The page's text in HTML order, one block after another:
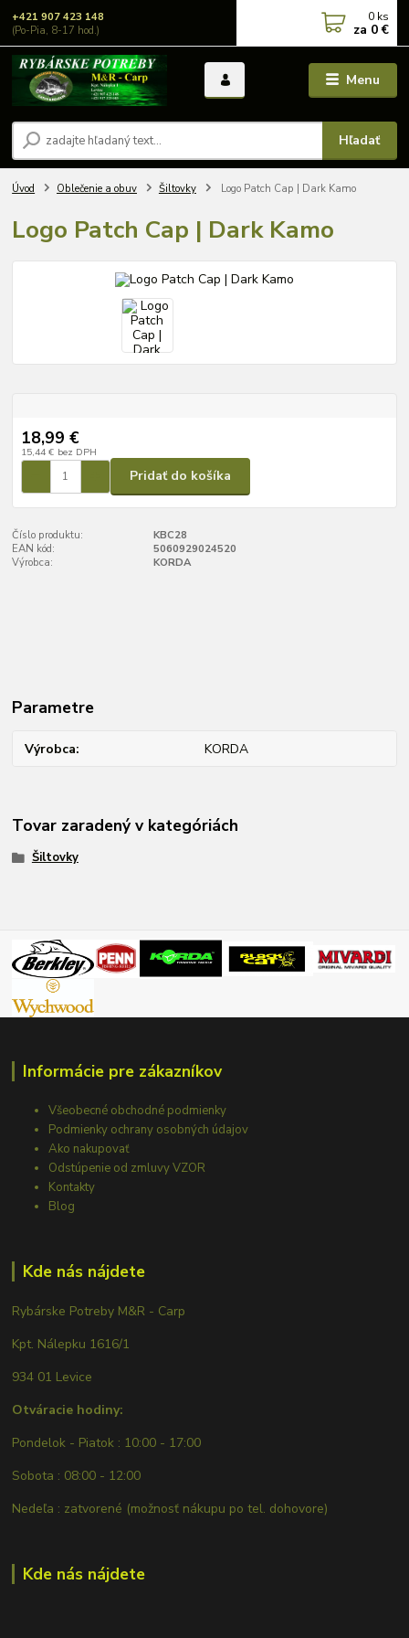
Menu
Hľadať
+421 907 423 148
(Po-Pia, 8-17 hod.)
0 ks
za 0 €
Úvod Oblečenie a obuv Šiltovky Logo Patch Cap | Dark Kamo
Logo Patch Cap | Dark Kamo
18,99 €
15,44 € bez DPH
Pridať do košíka
Číslo produktu:
KBC28
EAN kód:
5060929024520
Výrobca:
KORDA
Parametre
Výrobca KORDA
Tovar zaradený v kategóriách
Šiltovky
Informácie pre zákazníkov
Všeobecné obchodné podmienky
Podmienky ochrany osobných údajov
Ako nakupovať
Odstúpenie od zmluvy VZOR
Kontakty
Blog
Kde nás nájdete
Rybárske Potreby M&R - Carp
Kpt. Nálepku 1616/1
934 01 Levice
Otváracie hodiny:
Pondelok - Piatok : 10:00 - 17:00
Sobota : 08:00 - 12:00
Nedeľa : zatvorené (možnosť nákupu po tel. dohovore)
Kde nás nájdete